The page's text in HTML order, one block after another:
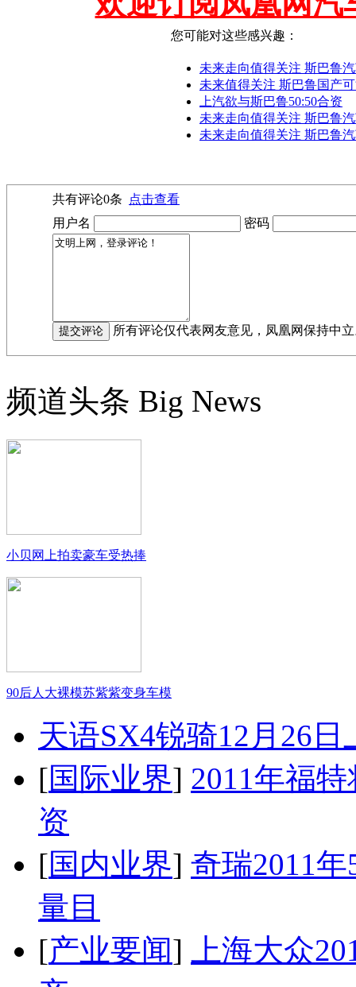
您可能对这些感兴趣：
未来走向值得关注 斯巴鲁
未来值得关注 斯巴鲁国产
上汽欲与斯巴鲁50:50合资
未来走向值得关注 斯巴鲁
未来走向值得关注 斯巴鲁
共有评论0条
点击查看
用户名
密码
所有评论仅代表网友意见，凤凰网保持中
频道头条 Big News
小贝网上拍卖豪车受热捧
90后人大裸模苏紫紫变身车模
天语SX4锐骑12月26
[国际业界] 2011年福
资
[国内业界] 奇瑞2011
量目
[产业要闻]
上海大众